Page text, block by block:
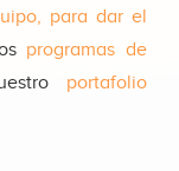
para dar el
programas de
portafolio